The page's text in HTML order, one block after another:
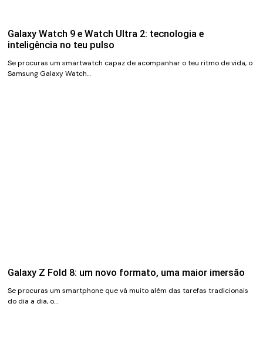
Galaxy Watch 9 e Watch Ultra 2: tecnologia e
inteligência no teu pulso
Se procuras um smartwatch capaz de acompanhar o teu ritmo de vida, o
Samsung Galaxy Watch…
Galaxy Z Fold 8: um novo formato, uma maior imersão
Se procuras um smartphone que vá muito além das tarefas tradicionais
do dia a dia, o…